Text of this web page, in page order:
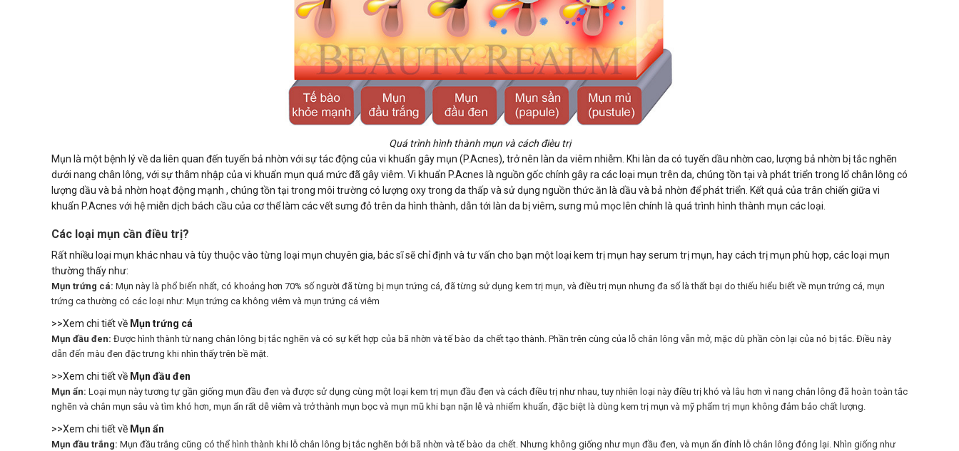
Quá trình hình thành mụn và cách đièu trị
Mụn là một bệnh lý về da liên quan đến tuyến bả nhờn với sự tác động của vi khuẩn gây mụn (P.Acnes), trở nên làn da viêm nhiễm. Khi làn da có tuyến dầu nhờn cao, lượng bả nhờn bị tắc nghẽn
dưới nang chân lông, với sự thâm nhập của vi khuẩn mụn quá mức đã gây viêm. Vi khuẩn P.Acnes là nguồn gốc chính gây ra các loại mụn trên da, chúng tồn tại và phát triển trong lổ chân lông có
lượng dầu và bả nhờn hoạt động mạnh , chúng tồn tại trong môi trường có lượng oxy trong da thấp và sử dụng nguồn thức ăn là dầu và bả nhờn để phát triển. Kết quả của trân chiến giữa vi
khuẩn P.Acnes với hệ miễn dịch bách cầu của cơ thể làm các vết sưng đỏ trên da hình thành, dẫn tới làn da bị viêm, sưng mủ mọc lên chính là quá trình hình thành mụn các loại.
Các loại mụn cần điều trị?
Rất nhiều loại mụn khác nhau và tùy thuộc vào từng loại mụn chuyên gia, bác sĩ sẽ chỉ định và tư vấn cho bạn một loại kem trị mụn hay serum trị mụn, hay cách trị mụn phù hợp, các loại mụn
thường thấy như:
Mụn trứng cá: Mụn này là phổ biến nhất, có khoảng hơn 70% số người đã từng bị mụn trứng cá, đã từng sử dụng kem trị mụn, và điều trị mụn nhưng đa số là thất bại do thiếu hiểu biết về mụn trứng cá, mụn
trứng ca thường có các loại như: Mụn trứng ca không viêm và mụn trứng cá viêm
>>Xem chi tiết về Mụn trứng cá
Mụn đầu đen: Được hình thành từ nang chân lông bị tắc nghẽn và có sự kết hợp của bã nhờn và tế bào da chết tạo thành. Phần trên cùng của lỗ chân lông vẫn mở, mặc dù phần còn lại của nó bị tắc. Điều này
dẫn đến màu đen đặc trưng khi nhìn thấy trên bề mặt.
>>Xem chi tiết về Mụn đầu đen
Mụn ẩn: Loại mụn này tương tự gần giống mụn đầu đen và được sử dụng cùng một loại kem trị mụn đầu đen và cách điều trị như nhau, tuy nhiên loại này điều trị khó và lâu hơn vì nang chân lông đã hoàn toàn tắc
nghẽn và chân mụn sâu và tìm khó hơn, mụn ẩn rất dễ viêm và trở thành mụn bọc và mụn mũ khi bạn nặn lễ và nhiểm khuẩn, đặc biệt là dùng kem trị mụn và mỹ phẩm trị mụn không đảm bảo chất lượng.
>>Xem chi tiết về Mụn ẩn
Mụn đầu trắng: Mụn đầu trắng cũng có thể hình thành khi lỗ chân lông bị tắc nghẽn bởi bã nhờn và tế bào da chết. Nhưng không giống như mụn đầu đen, và mụn ẩn đỉnh lỗ chân lông đóng lại. Nhìn giống như